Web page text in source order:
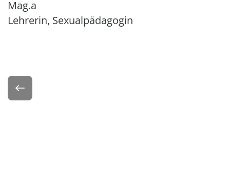
Mag.a
Lehrerin, Sexualpädagogin
Zurück